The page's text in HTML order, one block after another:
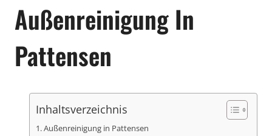
Außenreinigung In
Pattensen
Inhaltsverzeichnis
Außenreinigung in Pattensen